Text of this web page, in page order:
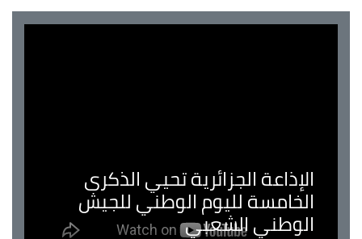
الإذاعة الجزائرية تحيي الذكرى
الخامسة لليوم الوطني للجيش
الوطني الشعبي